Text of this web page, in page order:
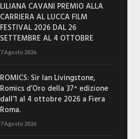
LILIANA CAVANI PREMIO ALLA
CARRIERA AL LUCCA FILM
FESTIVAL 2026 DAL 26
SETTEMBRE AL 4 OTTOBRE
7 Agosto 2026
ROMICS: Sir Ian Livingstone,
Romics d’Oro della 37^ edizione
dall’1 al 4 ottobre 2026 a Fiera
Roma.
7 Agosto 2026